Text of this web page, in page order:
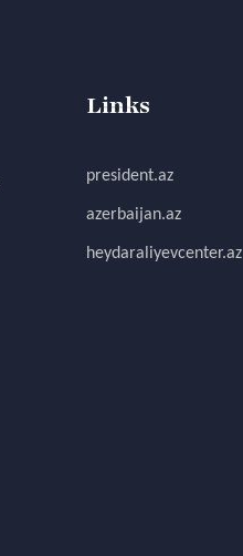
Links
president.az
azerbaijan.az
heydaraliyevcenter.az